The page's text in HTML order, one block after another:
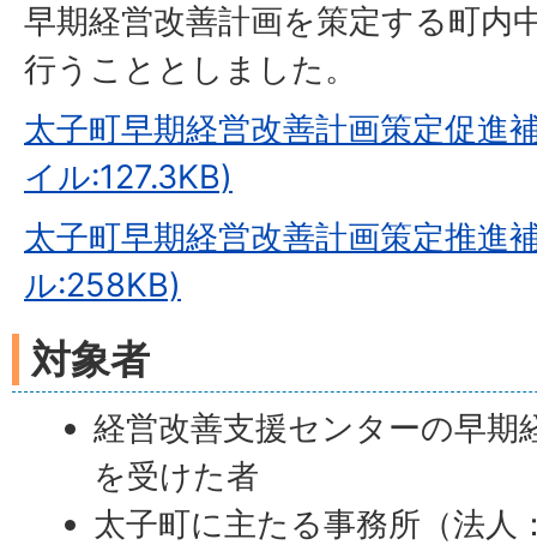
早期経営改善計画を策定する町内
行うこととしました。
太子町早期経営改善計画策定促進
イル:127.3KB)
太子町早期経営改善計画策定推進
ル:258KB)
対象者
経営改善支援センターの早期
を受けた者
太子町に主たる事務所（法人